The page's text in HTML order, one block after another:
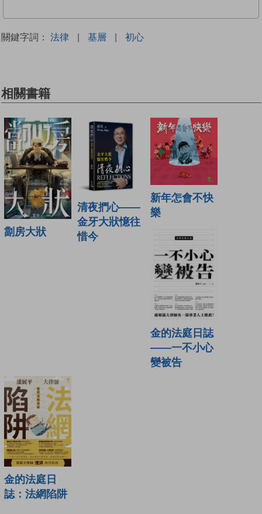
關鍵字詞： 法律 | 基層 | 初心
相關書籍
劏房大狀
清夜捫心——
金牙大狀憶往
惜今
新年怎會不快
樂
金的法庭日誌
——一不小心
變被告
金的法庭日
誌：法網陷阱